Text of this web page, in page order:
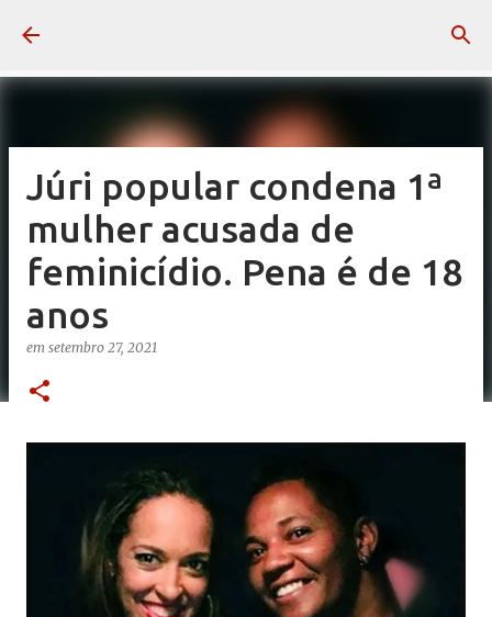
Júri popular condena 1ª
mulher acusada de
feminicídio. Pena é de 18
anos
em setembro 27, 2021